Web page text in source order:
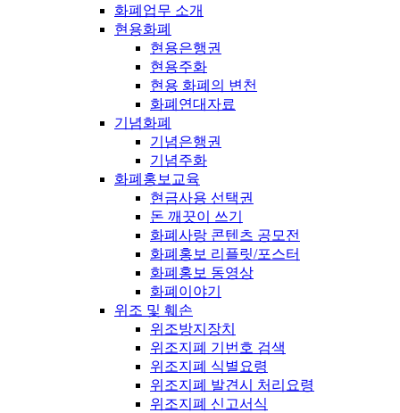
화폐업무 소개
현용화폐
현용은행권
현용주화
현용 화폐의 변천
화폐연대자료
기념화폐
기념은행권
기념주화
화폐홍보교육
현금사용 선택권
돈 깨끗이 쓰기
화폐사랑 콘텐츠 공모전
화폐홍보 리플릿/포스터
화폐홍보 동영상
화폐이야기
위조 및 훼손
위조방지장치
위조지폐 기번호 검색
위조지폐 식별요령
위조지폐 발견시 처리요령
위조지폐 신고서식